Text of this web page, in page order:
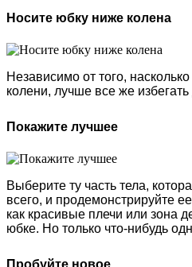
Носите юбку ниже колена
Независимо от того,
колени, лучше все же
Покажите лучшее
Выберите ту часть тела,
всего, и продемонстрируйте
как красивые плечи или зона
юбке. Но только что-нибудь
Пробуйте новое